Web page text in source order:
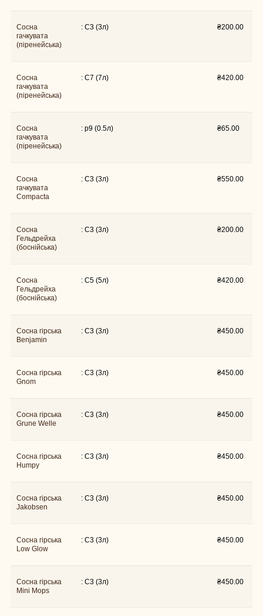
Сосна
гачкувата
(піренейська)
: C3 (3л) ₴200.00
Сосна
гачкувата
(піренейська)
: C7 (7л) ₴420.00
Сосна
гачкувата
(піренейська)
: p9 (0.5л) ₴65.00
Сосна
гачкувата
Compacta
: C3 (3л) ₴550.00
Сосна
Гельдрейха
(боснійська)
: C3 (3л) ₴200.00
Сосна
Гельдрейха
(боснійська)
: C5 (5л) ₴420.00
Сосна гірська
Benjamin
: C3 (3л) ₴450.00
Сосна гірська
Gnom
: C3 (3л) ₴450.00
Сосна гірська
Grune Welle
: C3 (3л) ₴450.00
Сосна гірська
Humpy
: C3 (3л) ₴450.00
Сосна гірська
Jakobsen
: C3 (3л) ₴450.00
Сосна гірська
Low Glow
: C3 (3л) ₴450.00
Сосна гірська
Mini Mops
: C3 (3л) ₴450.00